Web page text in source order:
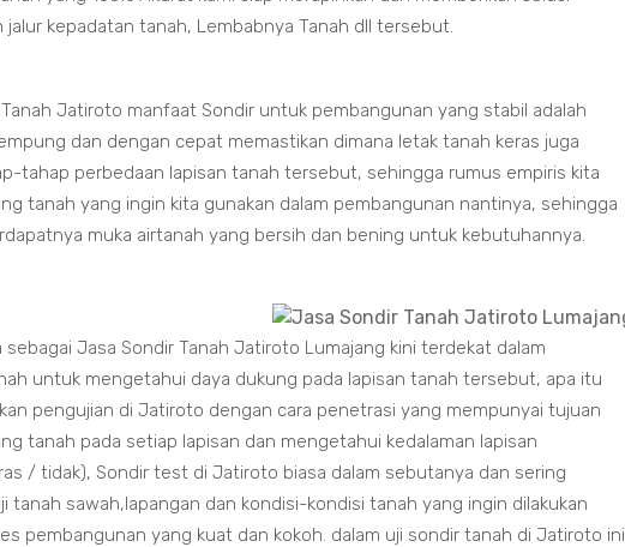
kepadatan tanah, Lembabnya Tanah dll tersebut.
Jatiroto manfaat Sondir untuk pembangunan yang stabil adalah
dan dengan cepat memastikan dimana letak tanah keras juga
tahap perbedaan lapisan tanah tersebut, sehingga rumus empiris kita
tanah yang ingin kita gunakan dalam pembangunan nantinya, sehingga
muka airtanah yang bersih dan bening untuk kebutuhannya.
sebagai Jasa Sondir Tanah Jatiroto Lumajang kini terdekat dalam
untuk mengetahui daya dukung pada lapisan tanah tersebut, apa itu
pengujian di Jatiroto dengan cara penetrasi yang mempunyai tujuan
tanah pada setiap lapisan dan mengetahui kedalaman lapisan
/ tidak), Sondir test di Jatiroto biasa dalam sebutanya dan sering
tanah sawah,lapangan dan kondisi-kondisi tanah yang ingin dilakukan
pembangunan yang kuat dan kokoh. dalam uji sondir tanah di Jatiroto ini